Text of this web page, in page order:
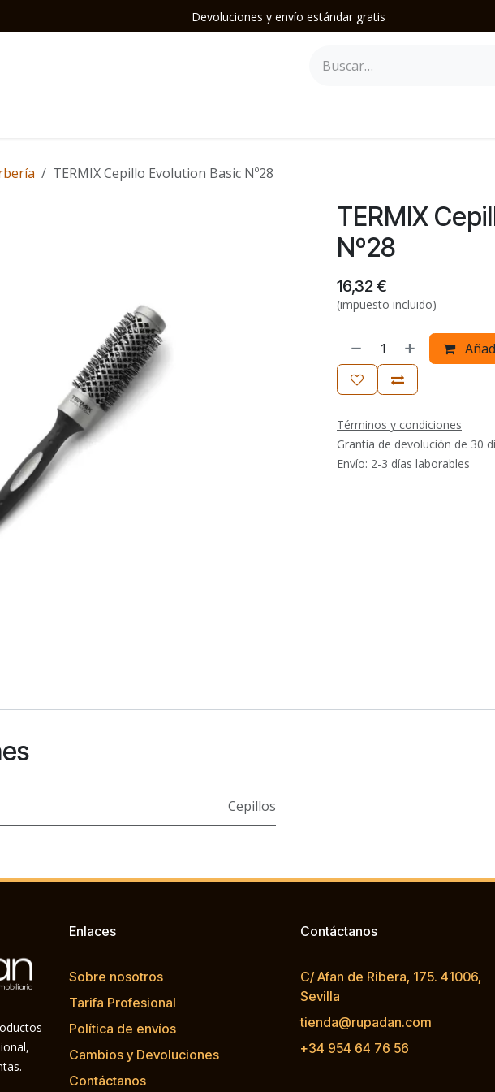
Devoluciones y envío estándar gratis
TERMIX Cepillo Evolution Basic Nº28
TERMIX
Nº28
16,32€
(impuesto incluido)
Términos y condiciones
Grantía de devolución de 30
Envío: 2-3 días laborables
Cepillos
Enlaces
Sobre nosotros
Tarifa Profesional
Política de envíos
Cambios y Devoluciones
Contáctanos
Contáctanos
C/ Afan de Ribera, 175. 41006,
Sevilla
tienda@rupadan.com
+34 954 64 76 56